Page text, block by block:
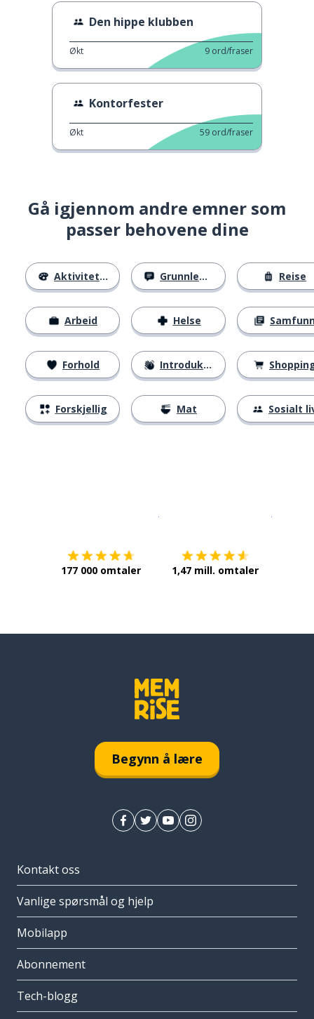
Den hippe klubben
Økt 9 ord/fraser
Kontorfester
Økt 59 ord/fraser
Gå igjennom andre emner som
passer behovene dine
Aktiviteter
Arbeid
Forhold
Forskjellig
Grunnleggende
Helse
Introduksjoner
Mat
Reise
Sosialt
177 000 omtaler 1,47 mill. omtaler
Begynn å lære
Kontakt oss
Vanlige spørsmål og hjelp
Mobilapp
Abonnement
Tech-blogg